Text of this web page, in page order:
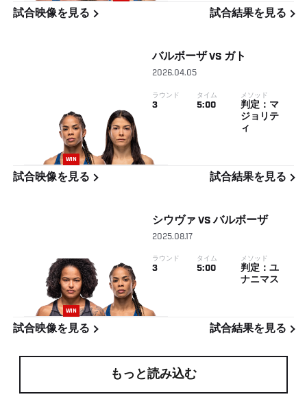
試合映像を見る 試合結果を見る
WIN
バルボーザ VS ガト
2026.04.05
ラウンド
3
タイム
5:00
メソッド
判定：マ
ジョリテ
ィ
試合映像を見る 試合結果を見る
WIN
シウヴァ VS バルボーザ
2025.08.17
ラウンド
3
タイム
5:00
メソッド
判定：ユ
ナニマス
試合映像を見る 試合結果を見る
もっと読み込む